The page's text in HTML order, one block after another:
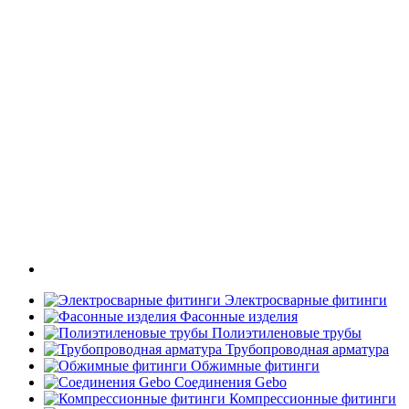
Электросварные фитинги
Фасонные изделия
Полиэтиленовые трубы
Трубопроводная арматура
Обжимные фитинги
Соединения Gebo
Компрессионные фитинги